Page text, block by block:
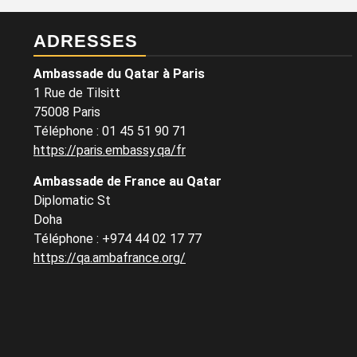
ADRESSES
Ambassade du Qatar à Paris
1 Rue de Tilsitt
75008 Paris
Téléphone : 01 45 51 90 71
https://paris.embassy.qa/fr
Ambassade de France au Qatar
Diplomatic St
Doha
Téléphone : +974 44 02 17 77
https://qa.ambafrance.org/